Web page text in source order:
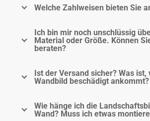
Welche Zahlweisen bieten Sie
Ich bin mir noch unschlüssig
Material oder Größe. Können
beraten?
Ist der Versand sicher? Was ist,
Wandbild beschädigt ankommt?
Wie hänge ich die
Wand? Muss ich etwas